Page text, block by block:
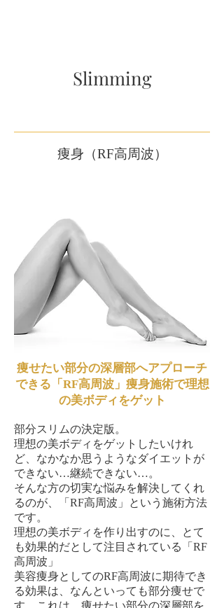
Slimming
痩身（RF高周波）
痩せたい部分の深層部へアプローチ
できる「RF高周波」痩身施術で理想
の美ボディをゲット
部分スリムの決定版。
理想の美ボディをゲットしたいけれ
ど、なかなか思うようなダイエットが
できない…継続できない…。
そんな方の切実な悩みを解決してくれ
るのが、「RF高周波」という施術方法
です。
理想の美ボディを作り出すのに、とて
も効果的だとして注目されている「RF
高周波」
美容痩身としてのRF高周波に期待でき
る効果は、なんといっても部分痩せで
す。これは、痩せたい部分の深層部を